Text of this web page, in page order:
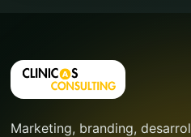
Marketing, branding,